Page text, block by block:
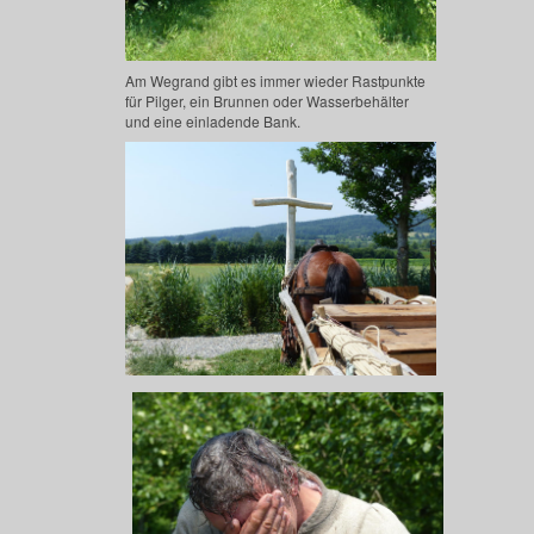
Am Wegrand gibt es immer wieder Rastpunkte
für Pilger, ein Brunnen oder Wasserbehälter
und eine einladende Bank.